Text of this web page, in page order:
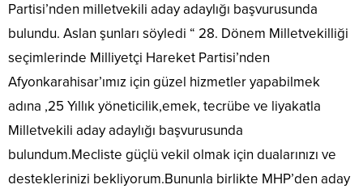
Partisi’nden milletvekili aday adaylığı başvurusunda
bulundu. Aslan şunları söyledi “ 28. Dönem Milletvekilliği
seçimlerinde Milliyetçi Hareket Partisi’nden
Afyonkarahisar’ımız için güzel hizmetler yapabilmek
adına ,25 Yıllık yöneticilik,emek, tecrübe ve liyakatla
Milletvekili aday adaylığı başvurusunda
bulundum.Mecliste güçlü vekil olmak için dualarınızı ve
desteklerinizi bekliyorum.Bununla birlikte MHP’den aday